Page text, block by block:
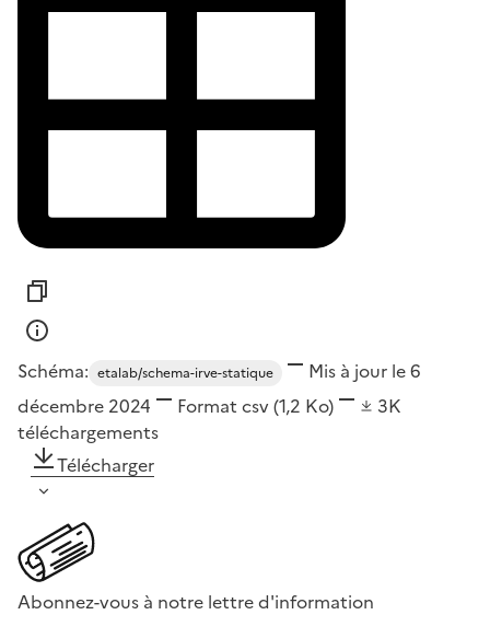
Schéma: etalab/schema-irve-statique
Mis à jour le 6
décembre 2024
Format csv(1,2 Ko)
3K
téléchargements
Télécharger
Abonnez-vous à notre lettre d'information